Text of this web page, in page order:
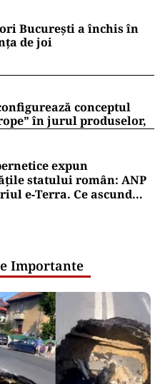
București a închis în
de joi
conceptul
în jurul produselor,
expun
statului român: ANP
e‑Terra. Ce ascund
Importante